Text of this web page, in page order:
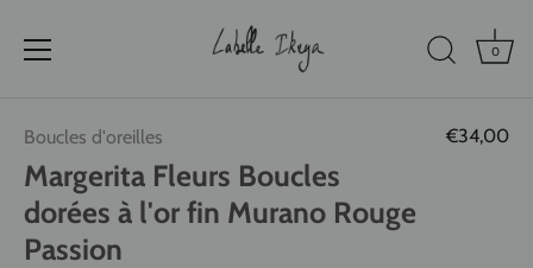
contenu
0
Boucles d'oreilles €34,00
Margerita Fleurs Boucles
dorées à l'or fin Murano Rouge
Passion